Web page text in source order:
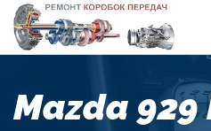
Mazda